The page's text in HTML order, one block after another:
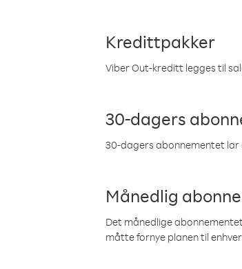
Kredittpakker
Viber Out-kreditt legges til
30-dagers
30-dagers abonnementet lar
Månedlig
Det månedlige
måtte fornye planen til